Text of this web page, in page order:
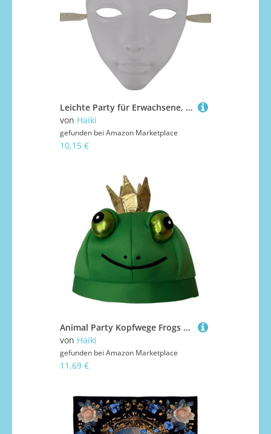
Leichte Party für Erwachsene, geheimnisvolles schwarzes Design, atmungsaktive Gesichtsbedeckung, Halloween, Cosplay, essentielle Jugendliche, Halloween, Cosplay
von Haiki
gefunden bei Amazon Marketplace
10,15 €
Animal Party Kopfwege Frogs King Crowns Für Kinder Erwachsene Kostüm Event Weihnachten Halloween Celebration Gathering Festival Kostüm Kopfbedeckung Für Erwachsene
von Haiki
gefunden bei Amazon Marketplace
11,69 €